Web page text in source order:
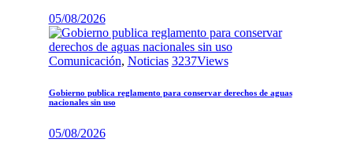
05/08/2026
Comunicación, Noticias 3237Views
Gobierno publica reglamento para conservar derechos de aguas
nacionales sin uso
05/08/2026